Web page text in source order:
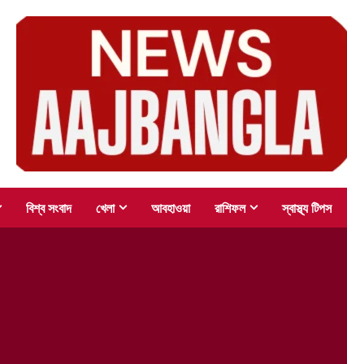
বিশ্ব সংবাদ খেলা আবহাওয়া রাশিফল স্বাস্থ্য টিপস